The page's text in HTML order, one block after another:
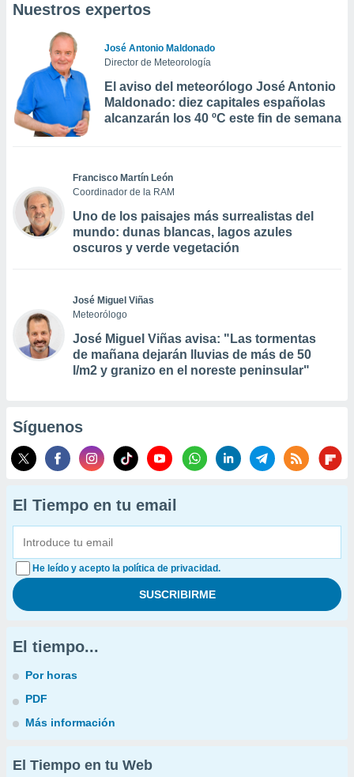
Nuestros expertos
José Antonio Maldonado
Director de Meteorología
El aviso del meteorólogo José Antonio
Maldonado: diez capitales españolas
alcanzarán los 40 ºC este fin de semana
Francisco Martín León
Coordinador de la RAM
Uno de los paisajes más surrealistas del
mundo: dunas blancas, lagos azules
oscuros y verde vegetación
José Miguel Viñas
Meteorólogo
José Miguel Viñas avisa: "Las tormentas
de mañana dejarán lluvias de más de 50
l/m2 y granizo en el noreste peninsular"
Síguenos
El Tiempo en tu email
He leído y acepto la política de privacidad.
El tiempo...
Por horas
PDF
Más información
El Tiempo en tu Web